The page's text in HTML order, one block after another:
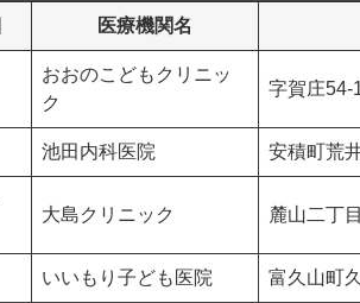
医療機関名
おおのこどもクリニッ
ク
字賀庄54-
池田内科医院 安積町荒
大島クリニック 麓山二丁
いいもり子ども医院 富久山町